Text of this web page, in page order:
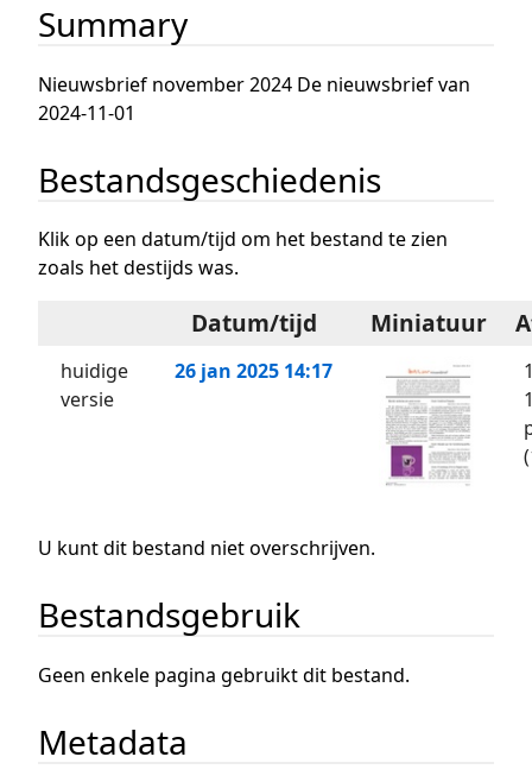
Summary
Nieuwsbrief november 2024 De nieuwsbrief van
2024-11-01
Bestandsgeschiedenis
Klik op een datum/tijd om het bestand te zien
zoals het destijds was.
Datum/tijd Miniatuur
huidige
versie
26 jan 2025 14:17
U kunt dit bestand niet overschrijven.
Bestandsgebruik
Geen enkele pagina gebruikt dit bestand.
Metadata